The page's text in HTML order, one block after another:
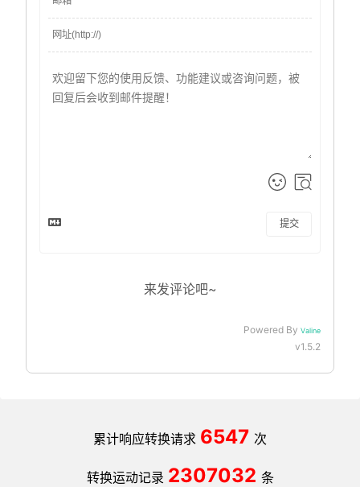
提交
来发评论吧~
Powered By Valine
v1.5.2
累计响应转换请求 6547 次
转换运动记录 2307032 条